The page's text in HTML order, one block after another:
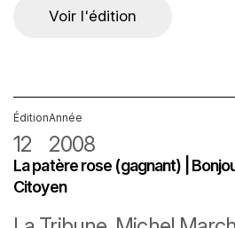
Voir l'édition
Édition
12
Année
2008
La patère rose (gagnant) |
Citoyen